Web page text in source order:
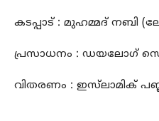
കടപ്പാട് : മുഹമ്മദ് നബി
പ്രസാധനം : ഡയലോഗ്
വിതരണം : ഇസ്‌ലാമിക്